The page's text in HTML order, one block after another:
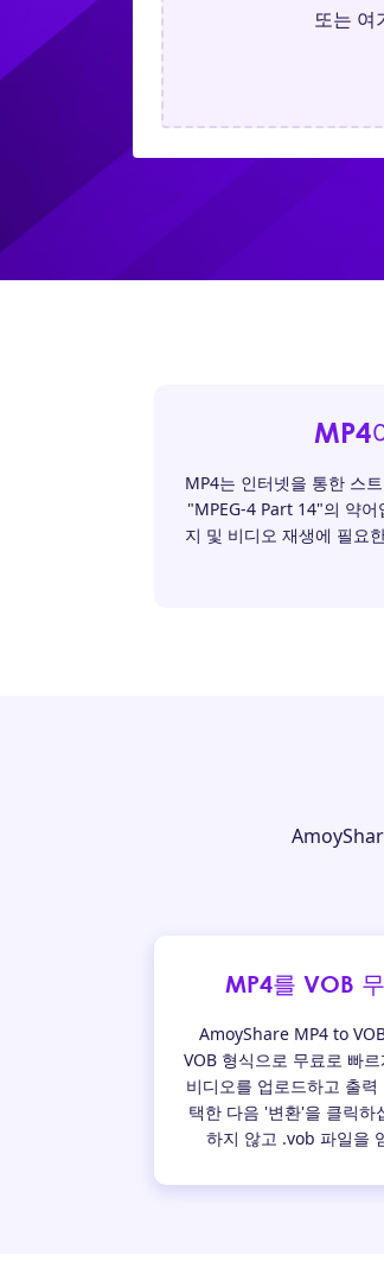
또는 여
MP4
MP4는 인터넷을 통한 스
"MPEG-4 Part 14"의 약
지 및 비디오 재생에 필요
MP4를 VOB
AmoyShare MP4 to
VOB 형식으로 무료로 빠
비디오를 업로드하고 출력
택한 다음 '변환'을 클릭하
하지 않고 .vob 파일을